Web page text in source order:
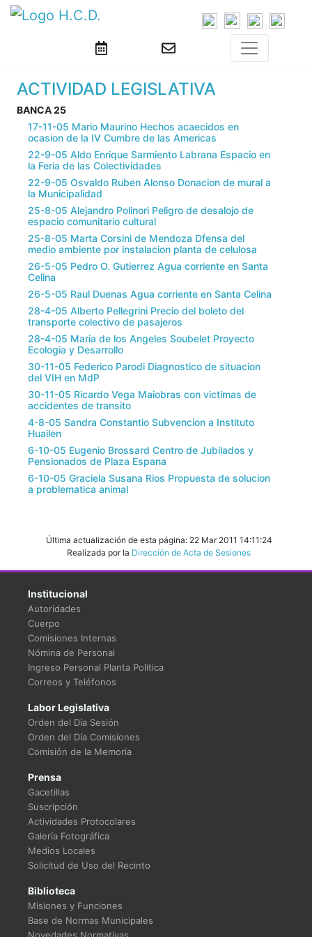
ACTIVIDAD LEGISLATIVA
BANCA 25
17-11-05 Mario Maurino Hechos acaecidos en
ocasion de la IV Cumbre de las Americas
22-9-05 Aldo Enrique Sarmiento Labrana Espacio en
la Feria de las Colectividades
22-9-05 Osvaldo Ruben Alonso Donacion de mural a
la Municipalidad
25-8-05 Alejandro Polinori Peligro de desalojo de
espacio comunitario cultural
25-8-05 Marta Corsini de Mendoza Dfensa del
medio ambiente por instalacion planta de celulosa
26-5-05 Pedro O. Gutierrez Agua corriente en Santa
Celina
26-5-05 Raul Duenas Agua corriente en Santa Celina
28-4-05 Alberto Pellegrini Precio del boleto del
transporte colectivo de pasajeros
28-4-05 Maria de los Angeles Soubelet Proyecto
Ecologia y Desarrollo
30-11-05 Federico Parodi Diagnostico de situacion
del VIH en MdP
30-11-05 Ricardo Vega Maiobras con victimas de
accidentes de transito
4-8-05 Sandra Constantio Subvencion a Instituto
Huailen
6-10-05 Eugenio Brossard Centro de Jubilados y
Pensionados de Plaza Espana
6-10-05 Graciela Susana Rios Propuesta de solucion
a problematica animal
Última actualización de esta página: 22 Mar 2011 14:11:24
Realizada por la Dirección de Acta de Sesiones
Institucional
Autoridades
Cuerpo
Comisiones Internas
Nómina de Personal
Ingreso Personal Planta Política
Correos y Teléfonos
Labor Legislativa
Orden del Día Sesión
Orden del Día Comisiones
Comisión de la Memoria
Prensa
Gacetillas
Suscripción
Actividades Protocolares
Galería Fotográfica
Medios Locales
Solicitud de Uso del Recinto
Biblioteca
Misiones y Funciones
Base de Normas Municipales